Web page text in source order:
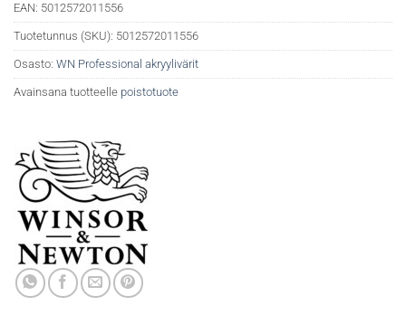
EAN: 5012572011556
Tuotetunnus (SKU): 5012572011556
Osasto: WN Professional akryylivärit
Avainsana tuotteelle poistotuote